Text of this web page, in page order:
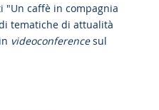
"Un caffè in compagnia
tematiche di attualità
videoconferencesul